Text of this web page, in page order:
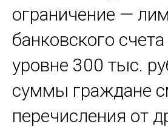
ограничение —
банковского
уровне 300 тыс.
суммы граждане
перечисления от